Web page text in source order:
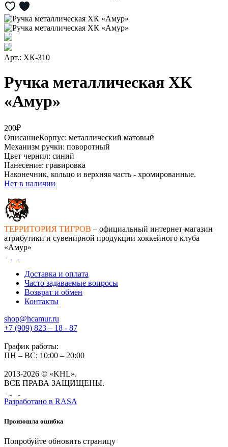
Арт.: ХК-310
Ручка металлическая ХК
«Амур»
200₽
ОписаниеКорпус: металлический матовый
Механизм ручки: поворотный
Цвет чернил: синий
Нанесение: гравировка
Наконечник, кольцо и верхняя часть - хромированные.
Нет в наличии
ТЕРРИТОРИЯ ТИГРОВ – официальный интернет-магазин
атрибутики и сувенирной продукции хоккейного клуба
«Амур»
Доставка и оплата
Часто задаваемые вопросы
Возврат и обмен
Контакты
shop@hcamur.ru
+7 (909) 823 – 18 - 87
График работы:
ПН – ВС: 10:00 – 20:00
2013-2026 © «KHL».
ВСЕ ПРАВА ЗАЩИЩЕНЫ.
Разработано в RASA
Произошла ошибка
Попробуйте обновить страницу